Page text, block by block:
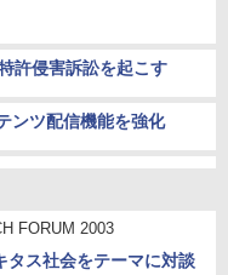
許侵害訴訟を起こす
ンツ配信機能を強化
FORUM 2003
タス社会をテーマに対談